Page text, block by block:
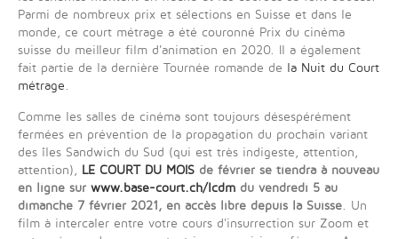
Parmi de nombreux prix et sélections en Suisse et dans le
monde, ce court métrage a été couronné Prix du cinéma
suisse du meilleur film d'animation en 2020. Il a également
fait partie de la dernière Tournée romande de
la Nuit du Court
métrage.
Comme les salles de cinéma sont toujours désespérément
fermées en prévention de la propagation du prochain variant
des îles Sandwich du Sud (qui est très indigeste, attention,
attention), LE COURT DU MOIS de février se tiendra à nouveau
en ligne sur www.base-court.ch/lcdm du vendredi 5 au
dimanche 7 février 2021, en accès libre depuis la Suisse. Un
film à intercaler entre votre cours d'insurrection sur Zoom et